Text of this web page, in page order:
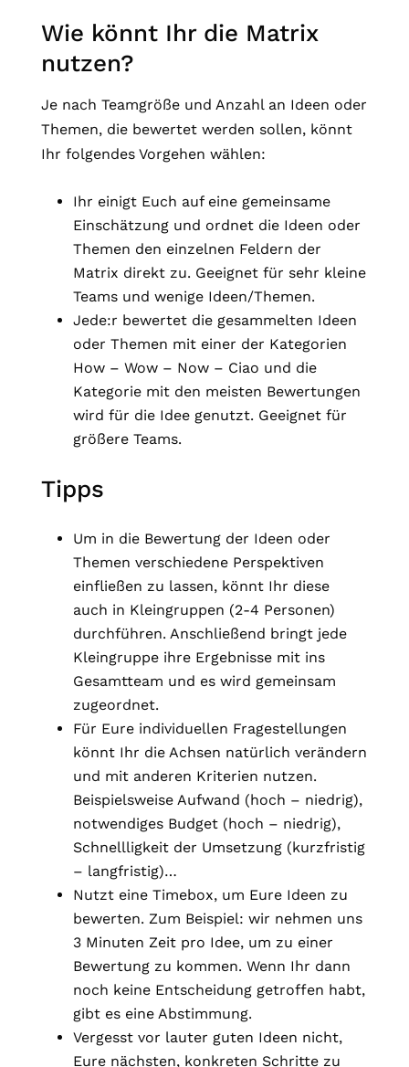
Wie könnt Ihr die Matrix
nutzen?
Je nach Teamgröße und Anzahl an Ideen oder
Themen, die bewertet werden sollen, könnt
Ihr folgendes Vorgehen wählen:
Ihr einigt Euch auf eine gemeinsame
Einschätzung und ordnet die Ideen oder
Themen den einzelnen Feldern der
Matrix direkt zu. Geeignet für sehr kleine
Teams und wenige Ideen/Themen.
Jede:r bewertet die gesammelten Ideen
oder Themen mit einer der Kategorien
How – Wow – Now – Ciao und die
Kategorie mit den meisten Bewertungen
wird für die Idee genutzt. Geeignet für
größere Teams.
Tipps
Um in die Bewertung der Ideen oder
Themen verschiedene Perspektiven
einfließen zu lassen, könnt Ihr diese
auch in Kleingruppen (2-4 Personen)
durchführen. Anschließend bringt jede
Kleingruppe ihre Ergebnisse mit ins
Gesamtteam und es wird gemeinsam
zugeordnet.
Für Eure individuellen Fragestellungen
könnt Ihr die Achsen natürlich verändern
und mit anderen Kriterien nutzen.
Beispielsweise Aufwand (hoch – niedrig),
notwendiges Budget (hoch – niedrig),
Schnellligkeit der Umsetzung (kurzfristig
– langfristig)…
Nutzt eine Timebox, um Eure Ideen zu
bewerten. Zum Beispiel: wir nehmen uns
3 Minuten Zeit pro Idee, um zu einer
Bewertung zu kommen. Wenn Ihr dann
noch keine Entscheidung getroffen habt,
gibt es eine Abstimmung.
Vergesst vor lauter guten Ideen nicht,
Eure nächsten, konkreten Schritte zu